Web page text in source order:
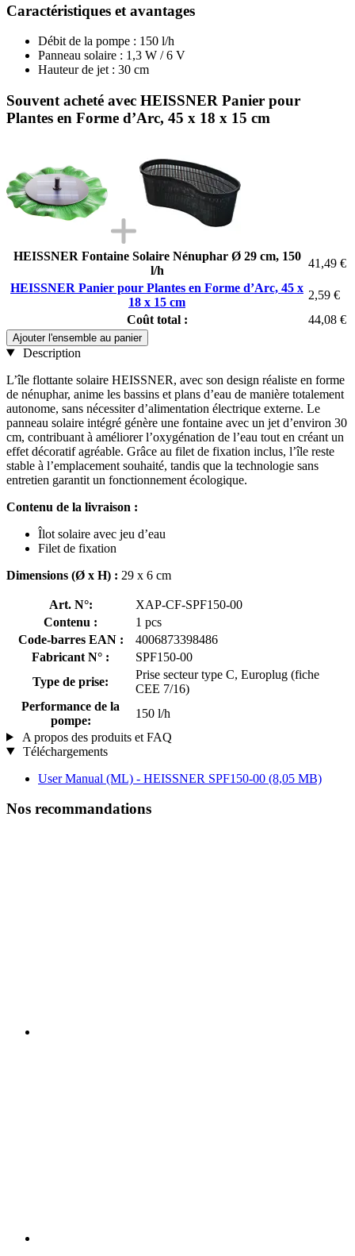
Caractéristiques et avantages
Débit de la pompe : 150 l/h
Panneau solaire : 1,3 W / 6 V
Hauteur de jet : 30 cm
Souvent acheté avec HEISSNER Panier pour
Plantes en Forme d’Arc, 45 x 18 x 15 cm
HEISSNER Fontaine Solaire Nénuphar Ø 29 cm, 150
l/h
41,49 €
HEISSNER Panier pour Plantes en Forme d’Arc, 45 x
18 x 15 cm
2,59 €
Coût total :
44,08 €
Ajouter l'ensemble au panier
Description
L’île flottante solaire HEISSNER, avec son design réaliste en forme
de nénuphar, anime les bassins et plans d’eau de manière totalement
autonome, sans nécessiter d’alimentation électrique externe. Le
panneau solaire intégré génère une fontaine avec un jet d’environ 30
cm, contribuant à améliorer l’oxygénation de l’eau tout en créant un
effet décoratif agréable. Grâce au filet de fixation inclus, l’île reste
stable à l’emplacement souhaité, tandis que la technologie sans
entretien garantit un fonctionnement écologique.
Contenu de la livraison :
Îlot solaire avec jeu d’eau
Filet de fixation
Dimensions (Ø x H) : 29 x 6 cm
Art. N°:
XAP-CF-SPF150-00
Contenu :
1 pcs
Code-barres EAN :
4006873398486
Fabricant N° :
SPF150-00
Type de prise:
Prise secteur type C, Europlug (fiche
CEE 7/16)
Performance de la
pompe:
150 l/h
A propos des produits et FAQ
Téléchargements
User Manual (ML) - HEISSNER SPF150-00 (8,05 MB)
Nos recommandations